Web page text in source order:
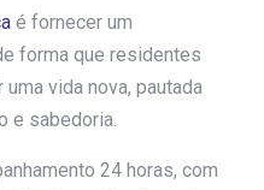
é fornecer um
forma que residentes
vida nova, pautada
e sabedoria.
24 horas, com